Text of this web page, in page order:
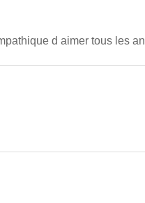
d aimer tous les